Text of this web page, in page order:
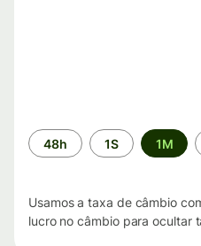
Período
de
48h 1S 1M
Usamos a taxa de câmbio
lucro no câmbio para ocultar